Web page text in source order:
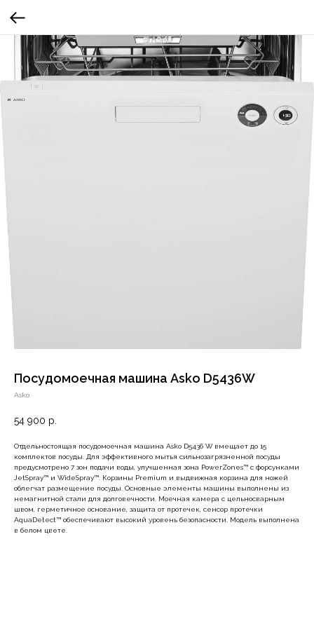
Посудомоечная машина Asko D5436W
Asko
54 900 р.
Отдельностоящая посудомоечная машина Asko D5436 W вмещает до 15
комплектов посуды. Для эффективного мытья сильнозагрязненной посуды
предусмотрено 7 зон подачи воды, улучшенная зона PowerZones™ c форсунками
JetSpray™ и WideSpray™. Корзины Premium и выдвижная корзина для ножей
облегчат размещение посуды. Основные элементы машины выполнены из
немагнитной стали для долговечности. Моечная камера с цельносварным
швом, герметичное основание, защита от протечек, сенсор протечки
AquaDetect™ обеспечивают высокий уровень безопасности. Модель выполнена
в белом цвете.